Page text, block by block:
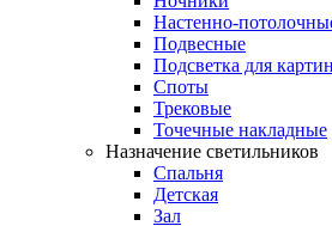
Настенно-
Подвесные
Подсветка для картин
Споты
Трековые
Точечные накладные
Назначение светильников
Спальня
Детская
Зал